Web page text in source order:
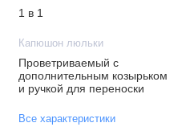
1 в 1
Капюшон люльки
Проветриваемый с
дополнительным козырьком
и ручкой для переноски
Все характеристики